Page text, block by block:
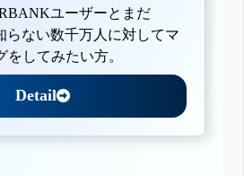
ユーザーとまだ
らない数千万人に対してマ
をしてみたい方。
Detail